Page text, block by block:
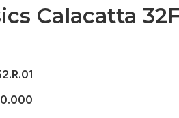
Calacatta